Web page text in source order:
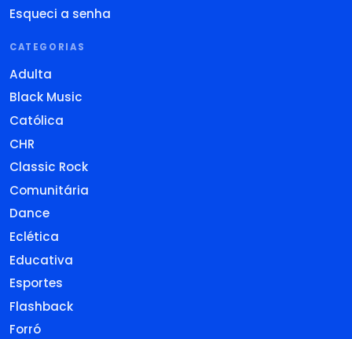
Esqueci a senha
CATEGORIAS
Adulta
Black Music
Católica
CHR
Classic Rock
Comunitária
Dance
Eclética
Educativa
Esportes
Flashback
Forró